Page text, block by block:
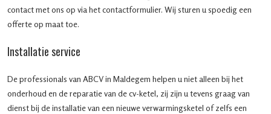
contact met ons op via het contactformulier. Wij sturen u spoedig een
offerte op maat toe.
Installatie service
De professionals van ABCV in Maldegem helpen u niet alleen bij het
onderhoud en de reparatie van de cv-ketel, zij zijn u tevens graag van
dienst bij de installatie van een nieuwe verwarmingsketel of zelfs een